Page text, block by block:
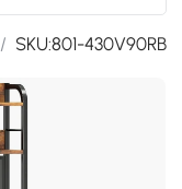
/ SKU:801-430V90RB